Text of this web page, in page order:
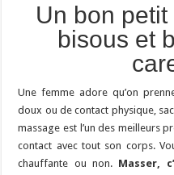
Un bon
bisous et
Une femme adore qu’on
doux ou de contact physique,
massage est l’un des meilleurs
contact avec tout son corps.
chauffante ou non. Masser,